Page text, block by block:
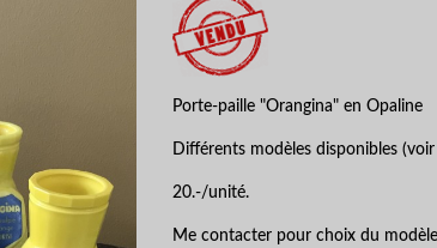
Porte-paille "Orangina" en Opaline
Différents modèles disponibles
20.-/unité.
Me contacter pour choix du